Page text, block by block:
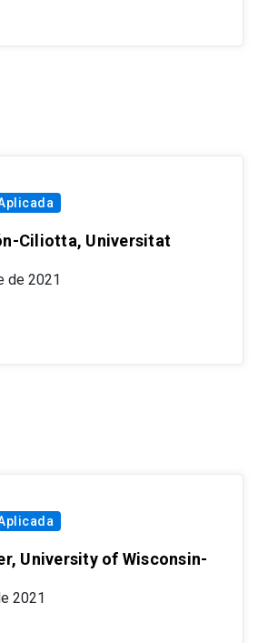
Ciliotta, Universitat
de 2021
University of Wisconsin-
2021